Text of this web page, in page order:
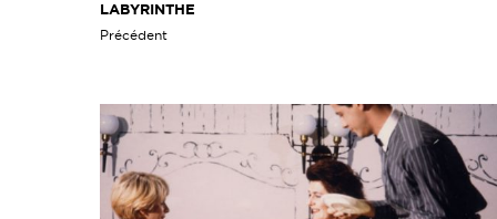
LABYRINTHE
Précédent